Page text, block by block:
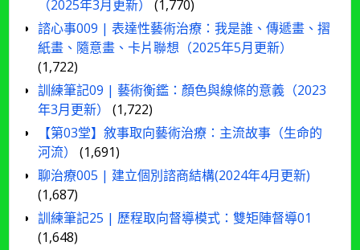
（2025年3月更新）
(1,770)
諮心事009 | 表達性藝術治療：我是誰、傳遞畫、摺
紙畫、隨意畫、卡片聯想（2025年5月更新）
(1,722)
訓練筆記09 | 藝術衡鑑：顏色與線條的意義（2023
年3月更新）
(1,722)
【第03堂】敘事取向藝術治療：主流故事（生命的
河流）
(1,691)
聊治療005 | 建立個別諮商結構(2024年4月更新)
(1,687)
訓練筆記25 | 歷程取向督導模式：雙矩陣督導01
(1,648)